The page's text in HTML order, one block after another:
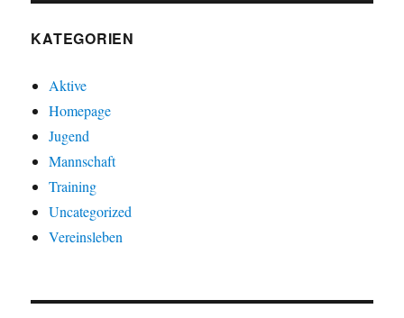
KATEGORIEN
Aktive
Homepage
Jugend
Mannschaft
Training
Uncategorized
Vereinsleben